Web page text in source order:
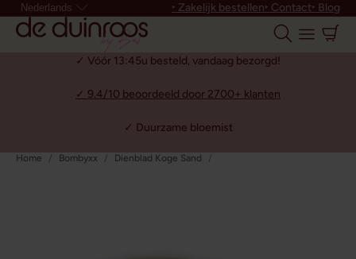
Nederlands ‣ Zakelijk bestellen‣ Contact‣ Blog
✓ Vóór 13:45u besteld, vandaag bezorgd!
✓ 9.4/10 beoordeeld door 2700+ klanten
✓ Duurzame bloemist
Home Bombyxx Dienblad Koge Sand